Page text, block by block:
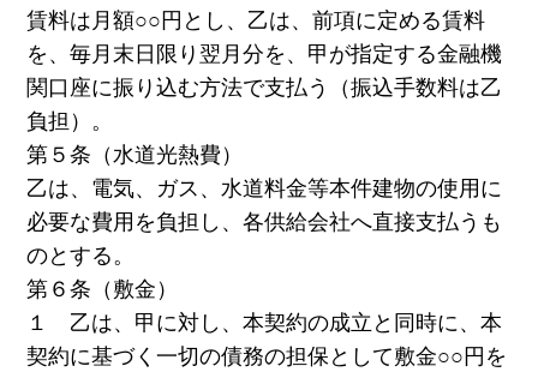
賃料は月額○○円とし、乙は、前項に定める賃料
を、毎月末日限り翌月分を、甲が指定する金融機
関口座に振り込む方法で支払う（振込手数料は乙
負担）。
第５条（水道光熱費）
乙は、電気、ガス、水道料金等本件建物の使用に
必要な費用を負担し、各供給会社へ直接支払うも
のとする。
第６条（敷金）
１ 乙は、甲に対し、本契約の成立と同時に、本
契約に基づく一切の債務の担保として敷金○○円を